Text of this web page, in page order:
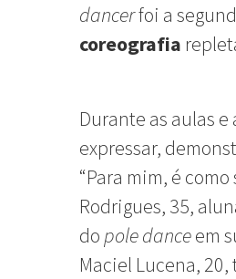
dancerfoi a
coreografia
Durante as aulas
expressar,
“Para mim, é
Rodrigues, 35,
do pole danceem
Maciel Lucena,